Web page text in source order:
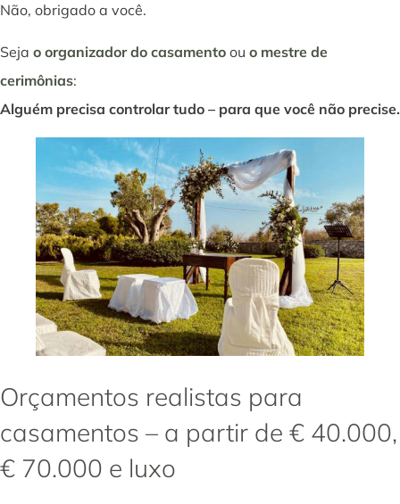
Não, obrigado a você.
Seja o organizador do casamento ou o mestre de
cerimônias:
Alguém precisa controlar tudo – para que você não precise.
Orçamentos realistas para
casamentos – a partir de € 40.000,
€ 70.000 e luxo